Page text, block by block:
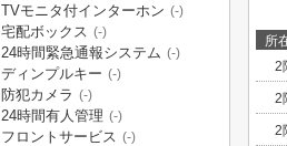
所
2
2
2
TVモニタ付インターホン (-)
宅配ボックス (-)
24時間緊急通報システム (-)
ディンプルキー (-)
防犯カメラ (-)
24時間有人管理 (-)
フロントサービス (-)